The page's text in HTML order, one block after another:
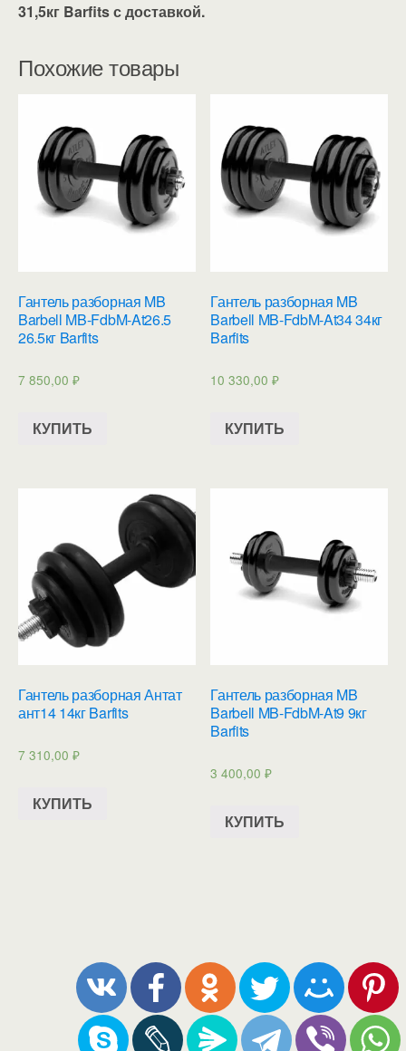
31,5кг Barfits с доставкой.
Похожие товары
Гантель разборная MB
Barbell MB-FdbM-At26.5
26.5кг Barfits
7 850,00 ₽
КУПИТЬ
Гантель разборная MB
Barbell MB-FdbM-At34 34кг
Barfits
10 330,00₽
КУПИТЬ
Гантель разборная Антат
ант14 14кг Barfits
7 310,00 ₽
КУПИТЬ
Гантель разборная MB
Barbell MB-FdbM-At9 9кг
Barfits
3 400,00₽
КУПИТЬ